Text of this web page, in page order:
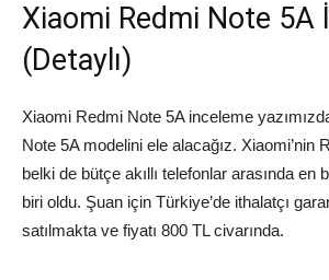
Xiaomi Redmi Note 5A
(Detaylı)
Xiaomi Redmi Note 5A inceleme
Note 5A modelini ele alacağız. Xiaomi’nin
belki de bütçe akıllı telefonlar arasında en
biri oldu. Şuan için Türkiye’de ithalatçı
satılmakta ve fiyatı 800 TL civarında.